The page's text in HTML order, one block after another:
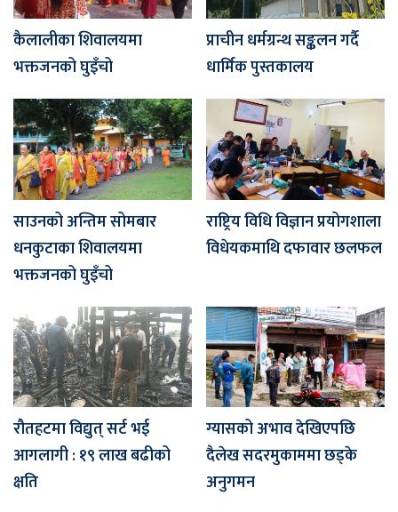
कैलालीका शिवालयमा
भक्तजनको घुइँचो
प्राचीन धर्मग्रन्थ सङ्कलन गर्दै
धार्मिक पुस्तकालय
साउनको अन्तिम सोमबार
धनकुटाका शिवालयमा
भक्तजनको घुइँचो
राष्ट्रिय विधि विज्ञान प्रयोगशाला
विधेयकमाथि दफावार छलफल
रौतहटमा विद्युत् सर्ट भई
आगलागी : १९ लाख बढीको
क्षति
ग्यासको अभाव देखिएपछि
दैलेख सदरमुकाममा छड्के
अनुगमन